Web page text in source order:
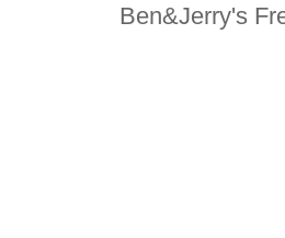
Ben&Jerry's